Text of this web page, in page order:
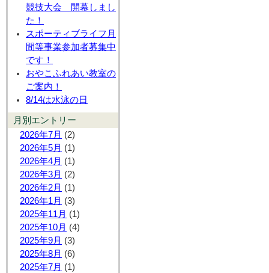
競技大会 開幕しまし
た！
スポーティブライフ月
間等事業参加者募集中
です！
おやこふれあい教室の
ご案内！
8/14は水泳の日
月別エントリー
2026年7月 (2)
2026年5月 (1)
2026年4月 (1)
2026年3月 (2)
2026年2月 (1)
2026年1月 (3)
2025年11月 (1)
2025年10月 (4)
2025年9月 (3)
2025年8月 (6)
2025年7月 (1)